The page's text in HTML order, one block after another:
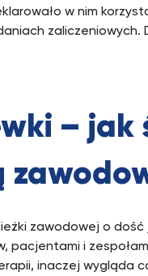
w nim
zaliczeniowych.
– jak
zawodowej o
pacjentami i
inaczej wygląda